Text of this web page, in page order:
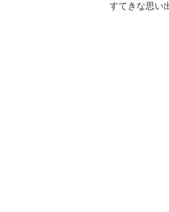
すてきな思い